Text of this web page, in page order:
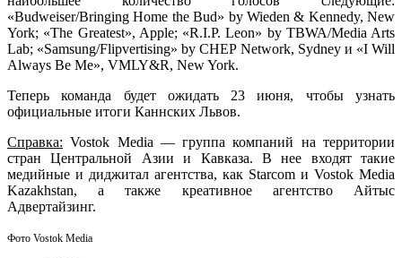
«Budweiser/Bringing Home the Bud» by Wieden & Kennedy, New
York; «The Greatest», Apple; «R.I.P. Leon» by TBWA/Media Arts
Lab; «Samsung/Flipvertising» by CHEP Network, Sydney и «I Will
Always Be Me», VMLY&R, New York.
Теперь команда будет ожидать 23 июня, чтобы узнать
официальные итоги Каннских Львов.
Справка: Vostok Media — группа компаний на территории
стран Центральной Азии и Кавказа. В нее входят такие
медийные и диджитал агентства, как Starcom и Vostok Media
Kazakhstan, а также креативное агентство Айтыс
Адвертайзинг.
Фото Vostok Media